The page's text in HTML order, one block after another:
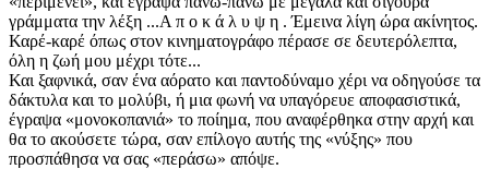
γράμματα την λέξη ...Α π ο κ ά λ υ ψ η . Έμεινα λίγη ώρα ακίνητος.
Καρέ-καρέ όπως στον κινηματογράφο πέρασε σε δευτερόλεπτα,
όλη η ζωή μου μέχρι τότε...
Και ξαφνικά, σαν ένα αόρατο και παντοδύναμο χέρι να οδηγούσε τα
δάκτυλα και το μολύβι, ή μια φωνή να υπαγόρευε αποφασιστικά,
έγραψα «μονοκοπανιά» το ποίημα, που αναφέρθηκα στην αρχή και
θα το ακούσετε τώρα, σαν επίλογο αυτής της «νύξης» που
προσπάθησα να σας «περάσω» απόψε.